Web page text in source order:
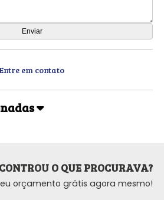
Entre em contato
O QUE PROCURAVA?
orçamento grátis agora mesmo!